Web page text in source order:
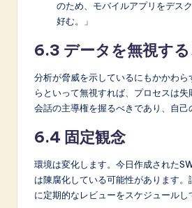
のため、モバイルアプリをデス
好む。」
6.3 データを無視する
分析が脅威を示しているにもかかわ
らといって無視すれば、プロセスは
会話の主導権を握るべきであり、自己
6.4 固定観念
環境は変化します。今日作成された
は陳腐化している可能性があります。
に定期的なレビューをスケジュールし